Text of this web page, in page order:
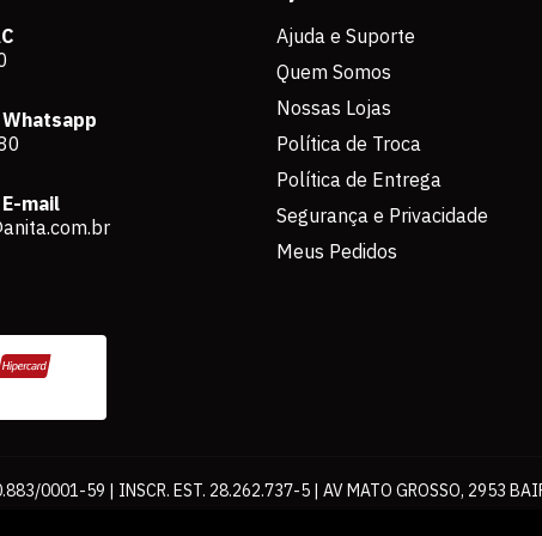
mail
Ajuda e Suporte
Quem Somos
Nossas Lojas
Política de Troca
Política de Entrega
Segurança e Privacidade
Meus Pedidos
0001-59 | INSCR. EST. 28.262.737-5 | AV MATO GROSSO, 2953